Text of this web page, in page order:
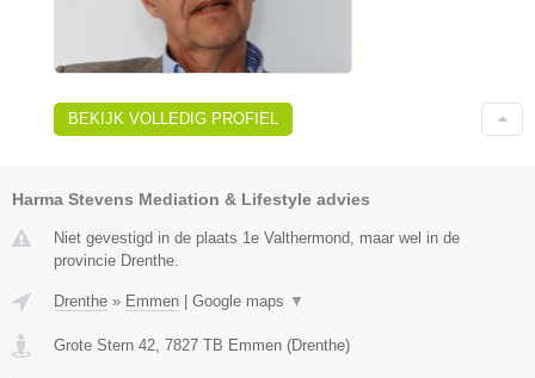
BEKIJK VOLLEDIG PROFIEL
Harma Stevens Mediation & Lifestyle advies
Niet gevestigd in de plaats 1e Valthermond, maar wel in de
provincie Drenthe.
Drenthe » Emmen | Google maps ▼
Grote Stern 42 7827 TB Emmen (Drenthe)